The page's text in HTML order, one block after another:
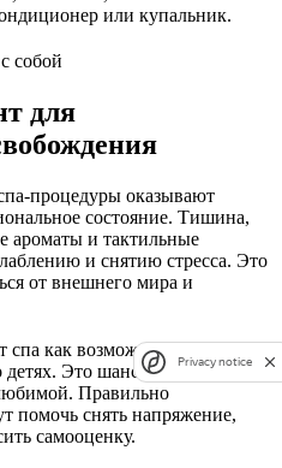
или купальник.
для
процедуры оказывают
состояние. Тишина,
ароматы и тактильные
и снятию стресса. Это
от внешнего мира и
как возможность отдохнуть
Это шанс почувствовать
Правильно
помочь снять напряжение,
самооценку.
Privacy notice